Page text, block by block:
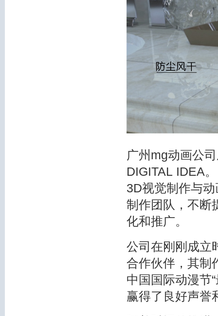
广州mg动画公
DIGITAL IDEA
3D视觉制作与
制作团队，不断
化和推广。
公司在刚刚成立
合作伙伴，其制
中国国际动漫节
赢得了良好声誉